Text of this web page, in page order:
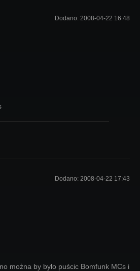
Dodano: 2008-04-22 16:48
Dodano: 2008-04-22 17:43
można by było puścic Bomfunk MCs i